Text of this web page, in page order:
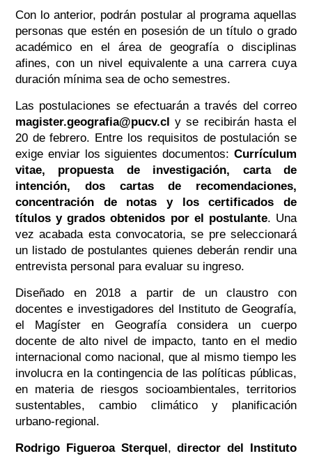
Con lo anterior, podrán postular al programa aquellas
personas que estén en posesión de un título o grado
académico en el área de geografía o disciplinas
afines, con un nivel equivalente a una carrera cuya
duración mínima sea de ocho semestres.
Las postulaciones se efectuarán a través del correo
magister.geografia@pucv.cl
y se recibirán hasta el
20 de febrero. Entre los requisitos de postulación se
exige enviar los siguientes documentos:Currículum
vitae, propuesta de investigación, carta de
intención, dos cartas de recomendaciones,
concentración de notas y los certificados de
títulos y grados obtenidos por el postulante. Una
vez acabada esta convocatoria, se pre seleccionará
un listado de postulantes quienes deberán rendir una
entrevista personal para evaluar su ingreso.
Diseñado en 2018 a partir de un claustro con
docentes e investigadores del Instituto de Geografía,
el Magíster en Geografía considera un cuerpo
docente de alto nivel de impacto, tanto en el medio
internacional como nacional, que al mismo tiempo les
involucra en la contingencia de las políticas públicas,
en materia de riesgos socioambientales, territorios
sustentables, cambio climático y planificación
urbano-regional.
Rodrigo Figueroa Sterquel ,director del Instituto